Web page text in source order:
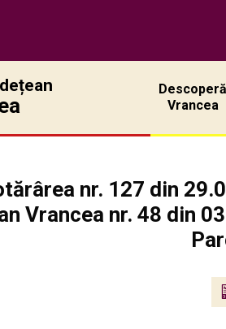
Descoperă
Vrancea
nr. 127 din
Vrancea nr. 48 din